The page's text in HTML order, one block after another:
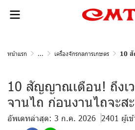
หน้าแรก ... เครื่องจักรกลการเกษตร 10 สัญญา
10 สัญญาณเตือน! ถึงเ
จานไถ ก่อนงานไถจะส
อัพเดทล่าสุด: 3 ก.ค. 2026 2401 ผู้เ